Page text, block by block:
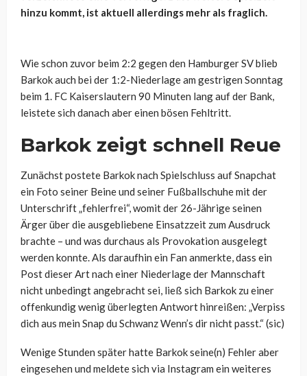
hinzu kommt, ist aktuell allerdings mehr als fraglich.
Wie schon zuvor beim 2:2 gegen den Hamburger SV blieb
Barkok auch bei der 1:2-Niederlage am gestrigen Sonntag
beim 1. FC Kaiserslautern 90 Minuten lang auf der Bank,
leistete sich danach aber einen bösen Fehltritt.
Barkok zeigt schnell Reue
Zunächst postete Barkok nach Spielschluss auf Snapchat
ein Foto seiner Beine und seiner Fußballschuhe mit der
Unterschrift „fehlerfrei“, womit der 26-Jährige seinen
Ärger über die ausgebliebene Einsatzzeit zum Ausdruck
brachte – und was durchaus als Provokation ausgelegt
werden konnte. Als daraufhin ein Fan anmerkte, dass ein
Post dieser Art nach einer Niederlage der Mannschaft
nicht unbedingt angebracht sei, ließ sich Barkok zu einer
offenkundig wenig überlegten Antwort hinreißen: „Verpiss
dich aus mein Snap du Schwanz Wenn’s dir nicht passt.“ (sic)
Wenige Stunden später hatte Barkok seine(n) Fehler aber
eingesehen und meldete sich via Instagram ein weiteres